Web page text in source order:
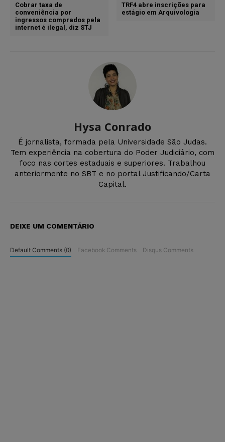
Cobrar taxa de
conveniência por
ingressos comprados pela
internet é ilegal, diz STJ
TRF4 abre inscrições para
estágio em Arquivologia
Hysa Conrado
É jornalista, formada pela Universidade São Judas.
Tem experiência na cobertura do Poder Judiciário, com
foco nas cortes estaduais e superiores. Trabalhou
anteriormente no SBT e no portal Justificando/Carta
Capital.
DEIXE UM COMENTÁRIO
Default Comments (0) Facebook Comments Disqus Comments